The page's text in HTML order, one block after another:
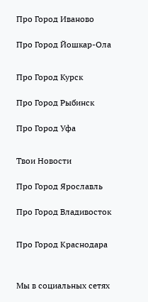
Про Город Иваново
Про Город Йошкар-Ола
Про Город Курск
Про Город Рыбинск
Про Город Уфа
Твои Новости
Про Город Ярославль
Про Город Владивосток
Про Город Краснодара
Мы в социальных сетях